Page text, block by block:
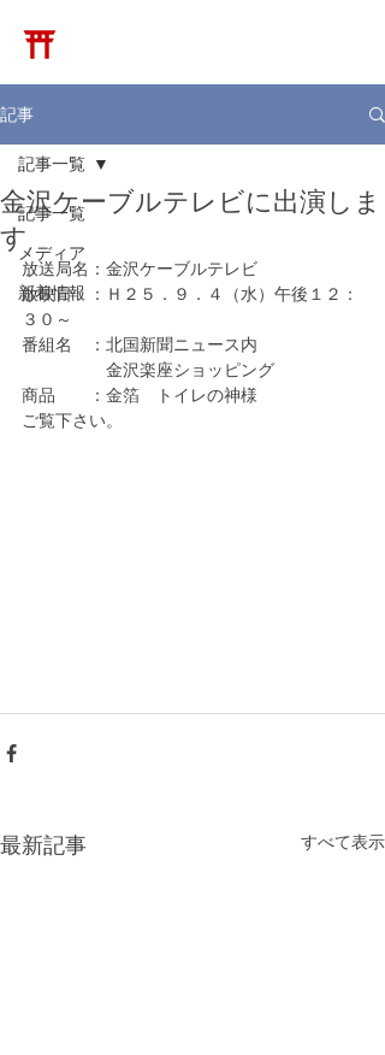
記事
記事一覧
メディア
新着情報
記事一覧
金沢ケーブルテレビに出演しま
す
放送局名：金沢ケーブルテレビ
放映日　：Ｈ２５．９．４（水）午後１２：
３０～
番組名　：北国新聞ニュース内
金沢楽座ショッピング
商品　　：金箔　トイレの神様
ご覧下さい。
最新記事 すべて表示